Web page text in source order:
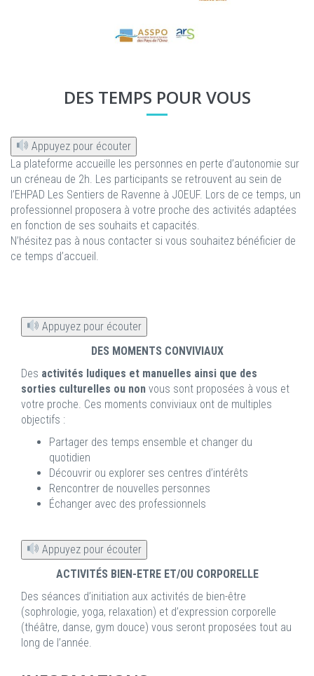
DES TEMPS POUR VOUS
Appuyez pour écouter
La plateforme accueille les personnes en perte d’autonomie sur
un créneau de 2h. Les participants se retrouvent au sein de
l’EHPAD Les Sentiers de Ravenne à JOEUF. Lors de ce temps, un
professionnel proposera à votre proche des activités adaptées
en fonction de ses souhaits et capacités.
N’hésitez pas à nous contacter si vous souhaitez bénéficier de
ce temps d’accueil.
Appuyez pour écouter
DES MOMENTS CONVIVIAUX
Des activités ludiques et manuelles ainsi que des
sorties culturelles ou non vous sont proposées à vous et
votre proche. Ces moments conviviaux ont de multiples
objectifs :
Partager des temps ensemble et changer du
quotidien
Découvrir ou explorer ses centres d’intérêts
Rencontrer de nouvelles personnes
Échanger avec des professionnels
Appuyez pour écouter
ACTIVITÉS BIEN-ETRE ET/OU CORPORELLE
Des séances d’initiation aux activités de bien-être
(sophrologie, yoga, relaxation) et d’expression corporelle
(théâtre, danse, gym douce) vous seront proposées tout au
long de l’année.